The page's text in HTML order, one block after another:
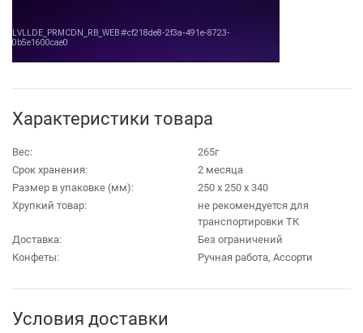
Характеристики товара
Вес:
265г
Срок хранения:
2 месяца
Размер в упаковке (мм):
250 х 250 х 340
Хрупкий товар:
не рекомендуется для
транспортировки ТК
Доставка:
Без ограничений
Конфеты:
Ручная работа, Ассорти
Условия доставки